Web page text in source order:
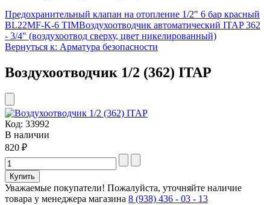
Предохранительный клапан на отопление 1/2" 6 бар красный
BL22MF-K-6 TIMВоздухоотводчик автоматический ITAP 362
- 3/4" (воздухоотвод сверху, цвет никелированный)
Вернуться к: Арматура безопасности
Воздухоотводчик 1/2 (362) ITAP
Код: 33992
В наличии
820 ₽
Уважаемые покупатели! Пожалуйста, уточняйте наличие
товара у менеджера магазина 8 (938) 436 - 03 - 13